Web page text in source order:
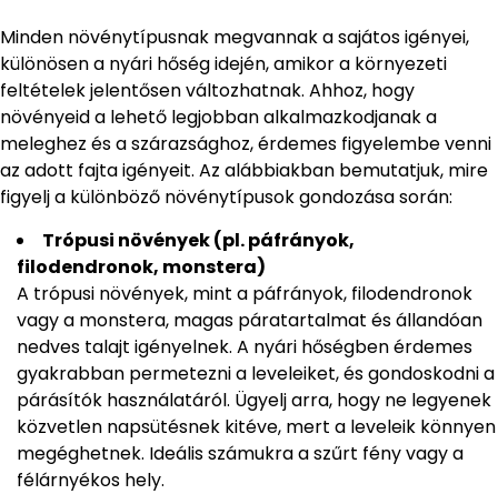
Minden növénytípusnak megvannak a sajátos igényei,
különösen a nyári hőség idején, amikor a környezeti
feltételek jelentősen változhatnak. Ahhoz, hogy
növényeid a lehető legjobban alkalmazkodjanak a
meleghez és a szárazsághoz, érdemes figyelembe venni
az adott fajta igényeit. Az alábbiakban bemutatjuk, mire
figyelj a különböző növénytípusok gondozása során:
Trópusi növények (pl. páfrányok,
filodendronok, monstera)
A trópusi növények, mint a páfrányok, filodendronok
vagy a monstera, magas páratartalmat és állandóan
nedves talajt igényelnek. A nyári hőségben érdemes
gyakrabban permetezni a leveleiket, és gondoskodni a
párásítók használatáról. Ügyelj arra, hogy ne legyenek
közvetlen napsütésnek kitéve, mert a leveleik könnyen
megéghetnek. Ideális számukra a szűrt fény vagy a
félárnyékos hely.